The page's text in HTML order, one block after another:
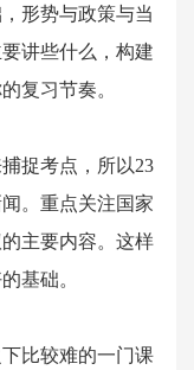
形势与政策与当
讲些什么，构建
复习节奏。
捉考点，所以23
。重点关注国家
主要内容。这样
基础。
比较难的一门课